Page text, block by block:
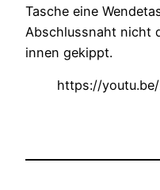
Tasche eine
Abschlussnaht nicht
innen gekippt.
https://